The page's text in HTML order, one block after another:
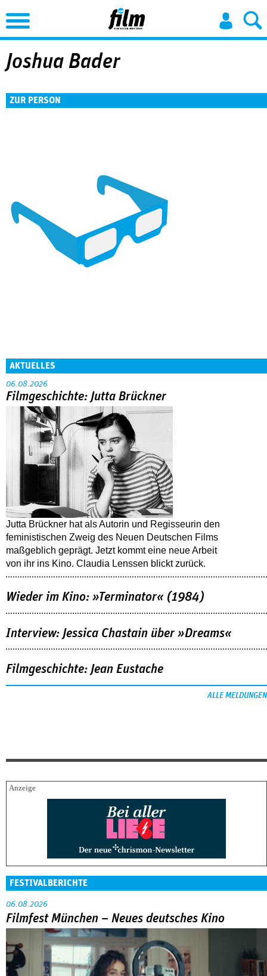
Jump to Navigation
Joshua Bader
ZUR PERSON
AKTUELLES
06.08.2026
Filmgeschichte: Jutta Brückner
Jutta Brückner hat als Autorin und Regisseurin den
feministischen Zweig des Neuen Deutschen Films
maßgeblich geprägt. Jetzt kommt eine neue Arbeit
von ihr ins Kino. Claudia Lenssen blickt zurück.
Wieder im Kino: »Terminator« (1984)
Interview: Jessica Chastain über »Dreams«
Filmgeschichte: Jean Eustache
ALLE MELDUNGEN
FESTIVALBERICHTE
06.08.2026
Filmfest München – Neues deutsches Kino